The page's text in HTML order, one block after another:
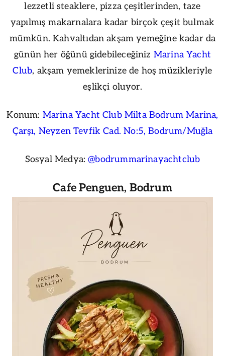
lezzetli steaklere, pizza çeşitlerinden, taze
yapılmış makarnalara kadar birçok çeşit bulmak
mümkün. Kahvaltıdan akşam yemeğine kadar da
günün her öğünü gidebileceğiniz Marina Yacht
Club, akşam yemeklerinize de hoş müzikleriyle
eşlikçi oluyor.
Konum: Marina Yacht Club Milta Bodrum Marina,
Çarşı, Neyzen Tevfik Cad. No:5, Bodrum/Muğla
Sosyal Medya:@bodrummarinayachtclub
Cafe Penguen, Bodrum